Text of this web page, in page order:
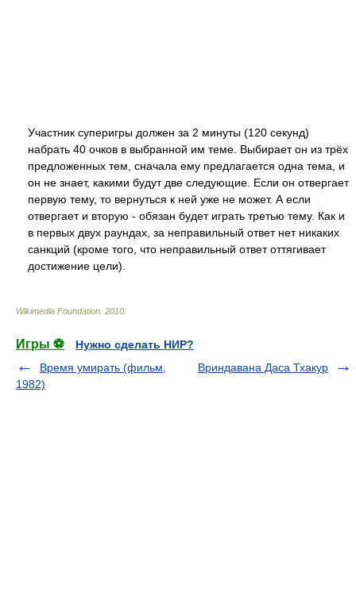
Участник суперигры должен за 2 минуты (120 секунд)
набрать 40 очков в выбранной им теме. Выбирает он из трёх
предложенных тем, сначала ему предлагается одна тема, и
он не знает, какими будут две следующие. Если он отвергает
первую тему, то вернуться к ней уже не может. А если
отвергает и вторую - обязан будет играть третью тему. Как и
в первых двух раундах, за неправильный ответ нет никаких
санкций (кроме того, что неправильный ответ оттягивает
достижение цели).
Wikimedia Foundation 2010
Игры ⚽
Нужно сделать НИР?
Время умирать (фильм,
1982)
Вриндавана Даса Тхакур